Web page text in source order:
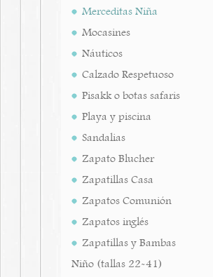
Merceditas Niña
Mocasines
Náuticos
Calzado Respetuoso
Pisakk o botas safaris
Playa y piscina
Sandalias
Zapato Blucher
Zapatillas Casa
Zapatos Comunión
Zapatos inglés
Zapatillas y Bambas
Niño (tallas 22-41)